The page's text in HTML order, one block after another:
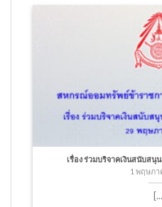
เรื่อง ร่วมบริจาคเงินสนับสนุ
1 พฤษภา